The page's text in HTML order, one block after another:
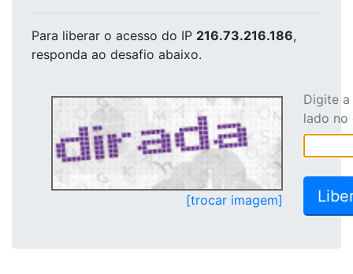
Para liberar o acesso do IP 216.73.216.186,
responda ao desafio abaixo.
[trocar imagem]
Digite
lado no